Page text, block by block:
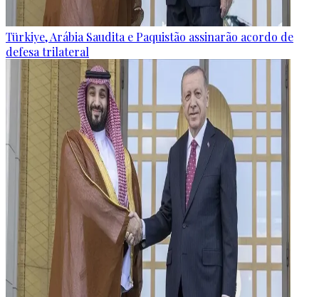
Türkiye, Arábia Saudita e Paquistão assinarão acordo de
defesa trilateral